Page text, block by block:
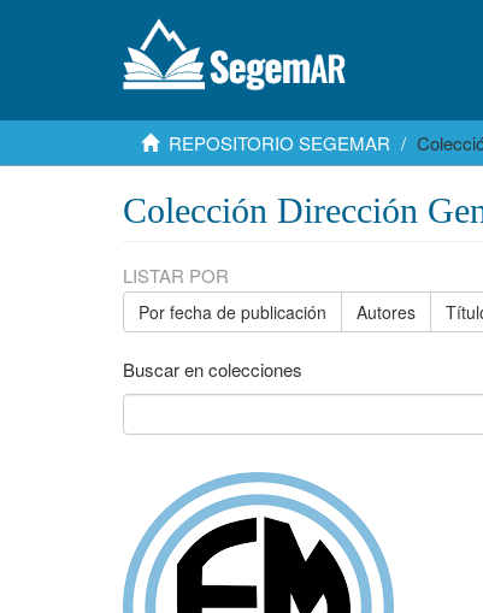
REPOSITORIO SEGEMAR
Colección Dirección
LISTAR POR
Por fecha de publicación Autores
Buscar en colecciones